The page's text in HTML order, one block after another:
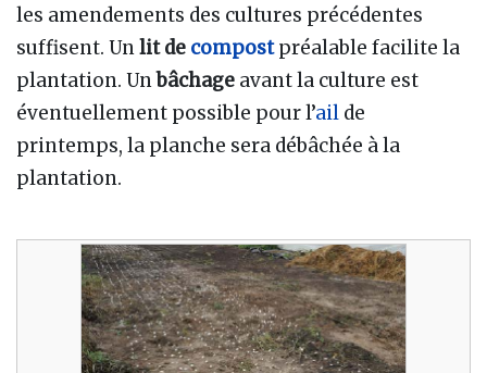
les amendements des cultures précédentes
suffisent. Unlit de compostpréalable facilite la
plantation. Unbâchage avant la culture est
éventuellement possible pour l’ail de
printemps, la planche sera débâchée à la
plantation.